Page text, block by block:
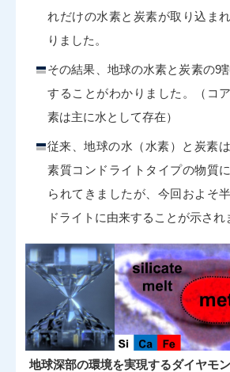
れだけの水素と炭素が取り込ま
りました。
その結果、地球の水素と炭素の9
することがわかりました。（コ
素は主に水として存在）
従来、地球の水（水素）と炭素
素質コンドライトタイプの物質
られてきましたが、今回およそ
ドライトに由来することが示され
地球深部の環境を実現するダイヤモ